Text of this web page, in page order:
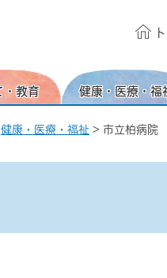
・教育 健康・医療・福
健康・医療・福祉 > 市立柏病院